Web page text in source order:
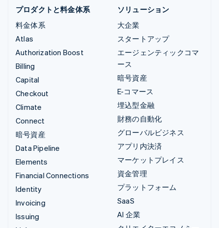
プロダクトと料金体系
料金体系
Atlas
Authorization Boost
Billing
Capital
Checkout
Climate
Connect
暗号資産
Data Pipeline
Elements
Financial Connections
Identity
Invoicing
Issuing
ソリューション
大企業
スタートアップ
エージェンティックコマ
ース
暗号資産
E-コマース
埋込型金融
財務の自動化
グローバルビジネス
アプリ内決済
マーケットプレイス
資金管理
プラットフォーム
SaaS
AI 企業